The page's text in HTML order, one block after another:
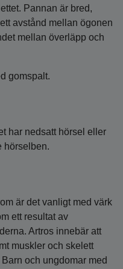
Pannan är bred,
avstånd mellan ögonen
mellan överläpp och
gomspalt.
har nedsatt hörsel eller
hörselben.
är det vanligt med värk
ett resultat av
Artros innebär att
muskler och skelett
och ungdomar med